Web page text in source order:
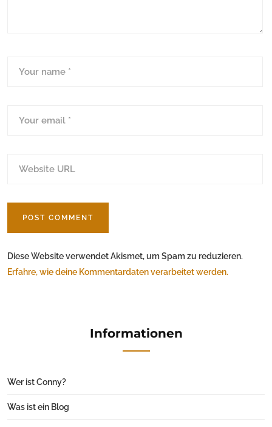
Diese Website verwendet Akismet, um Spam zu reduzieren.
Erfahre, wie deine Kommentardaten verarbeitet werden.
Informationen
Wer ist Conny?
Was ist ein Blog